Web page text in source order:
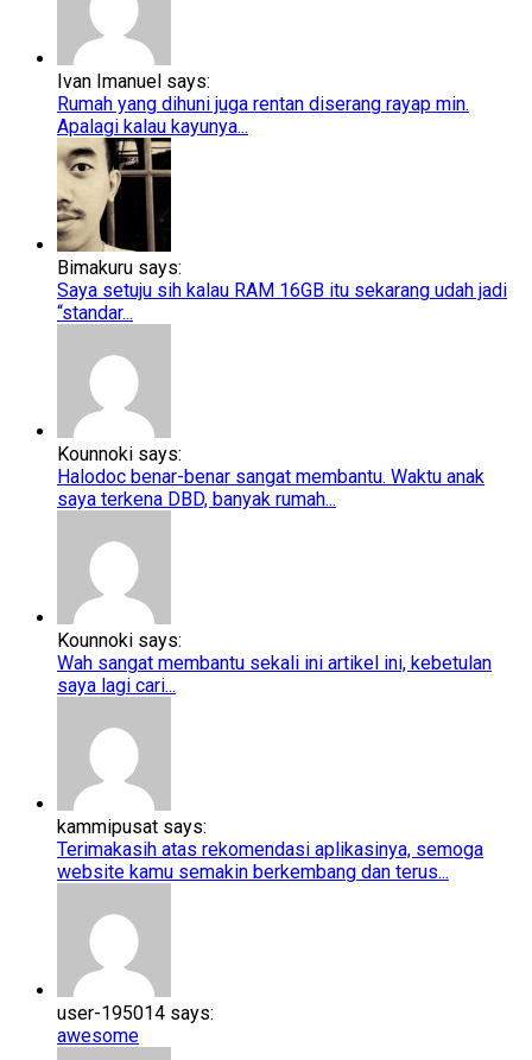
Ivan Imanuel says:
Rumah yang dihuni juga rentan diserang rayap min.
Apalagi kalau kayunya...
Bimakuru says:
Saya setuju sih kalau RAM 16GB itu sekarang udah jadi
“standar...
Kounnoki says:
Halodoc benar-benar sangat membantu. Waktu anak
saya terkena DBD, banyak rumah...
Kounnoki says:
Wah sangat membantu sekali ini artikel ini, kebetulan
saya lagi cari...
kammipusat says:
Terimakasih atas rekomendasi aplikasinya, semoga
website kamu semakin berkembang dan terus...
user-195014 says:
awesome